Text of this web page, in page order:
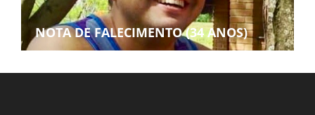
NOTA DE FALECIMENTO (34 ANOS)